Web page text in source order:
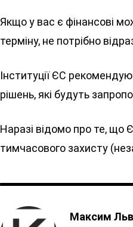
Якщо у вас є фінансові
терміну, не потрібно
Інституції ЄС
рішень, які будуть
Наразі відомо про те, що
тимчасового захисту
Максим